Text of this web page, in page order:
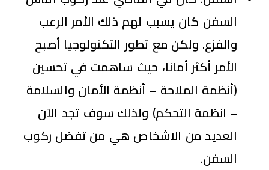
السفن كان يسبب لهم ذلك الأمر الرعب
والفزع. ولكن مع تطور التكنولوجيا أصبح
الأمر أكثر أماناً، حيث ساهمت في تحسين
(أنظمة الملاحة – أنظمة الأمان والسلامة
– انظمة التحكم) ولذلك سوف تجد الآن
العديد من الاشخاص هي من تفضل ركوب
السفن.